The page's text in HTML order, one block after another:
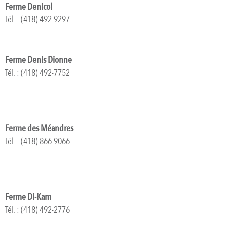
Ferme Denicol
Tél. : (418) 492-9297
Ferme Denis Dionne
Tél. : (418) 492-7752
Ferme des Méandres
Tél. : (418) 866-9066
Ferme Di-Kam
Tél. : (418) 492-2776